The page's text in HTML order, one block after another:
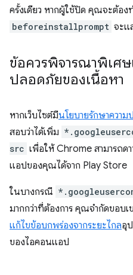
ครั้งเดียว หากผู้ใช้ปิด คุณจะต้อง
beforeinstallprompt จะแ
ข้อควรพิจารณาพิเศษ
ปลอดภัยของเนื้อหา
หากเว็บไซต์มีนโยบายรักษาความ
สอบว่าได้เพิ่ม
src เพื่อให้ Chrome สามารถด
แอปของคุณได้จาก Play Store
ในบางกรณี
มากกว่าที่ต้องการ คุณจำกัดขอบ
แก้ไขข้อบกพร่องจากระยะไกลอุ
ของไอคอนแอป